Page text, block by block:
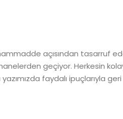
açısından tasarruf
geçiyor. Herkesin
faydalı ipuçlarıyla